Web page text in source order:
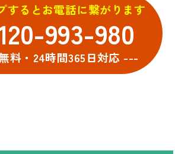
するとお電話に繋がります
993-980
料・24時間365日対応 ---